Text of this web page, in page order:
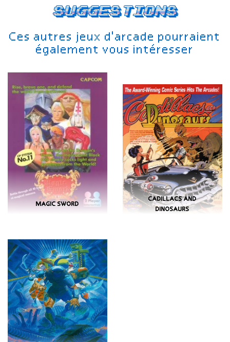
Suggestions
Ces autres jeux d'arcade pourraient
également vous intéresser
MAGIC SWORD
CADILLACS AND
DINOSAURS